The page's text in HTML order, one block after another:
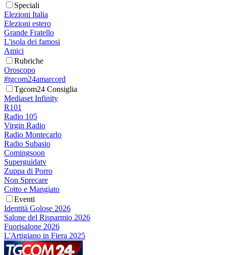
Speciali
Elezioni Italia
Elezioni estero
Grande Fratello
L'isola dei famosi
Amici
Rubriche
Oroscopo
#tgcom24amarcord
Tgcom24 Consiglia
Mediaset Infinity
R101
Radio 105
Virgin Radio
Radio Montecarlo
Radio Subasio
Comingsoon
Superguidatv
Zuppa di Porro
Non Sprecare
Cotto e Mangiato
Eventi
Identità Golose 2026
Salone del Risparmio 2026
Fuorisalone 2026
L'Artigiano in Fiera 2025